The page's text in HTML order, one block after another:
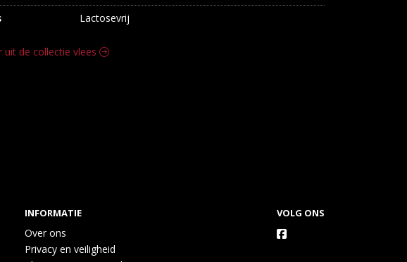
Lactosevrij
uit de collectie vlees
INFORMATIE
Over ons
Privacy en veiligheid
VOLG ONS